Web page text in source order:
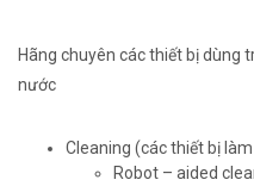
Hãng chuyên các thiết bị dùng
nước
Cleaning (các thiết bị
Robot – aided